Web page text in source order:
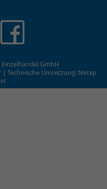
GmbH
Technische Umsetzung: Netxp